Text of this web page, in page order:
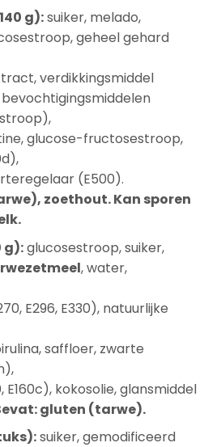
g):suiker, melado,
geheel gehard
verdikkingsmiddel
glucose-fructosestroop,
(E500).
zoethout. Kan sporen
g):glucosestroop, suiker,
, water,
E296, E330), natuurlijke
saffloer, zwarte
E160c), kokosolie, glansmiddel
gluten (tarwe).
suiker, gemodificeerd